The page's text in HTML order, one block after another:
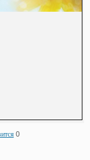
0